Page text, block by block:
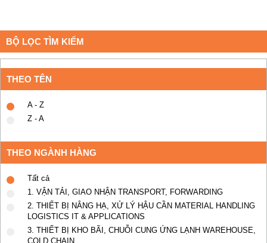
BỘ LỌC TÌM KIẾM
THEO TÊN
A - Z
Z - A
THEO NGÀNH HÀNG
Tất cả
1. VẬN TẢI, GIAO NHẬN TRANSPORT, FORWARDING
2. THIẾT BỊ NÂNG HẠ, XỬ LÝ HẬU CẦN MATERIAL HANDLING
LOGISTICS IT & APPLICATIONS
3. THIẾT BỊ KHO BÃI, CHUỖI CUNG ỨNG LẠNH WAREHOUSE,
COLD CHAIN